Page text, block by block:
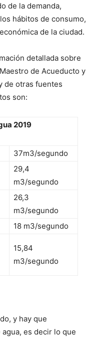
de la demanda,
hábitos de consumo,
de la ciudad.
detallada sobre
de Acueducto y
de otras fuentes
son:
2019
37m3/segundo
29,4
m3/segundo
26,3
m3/segundo
18 m3/segundo
15,84
m3/segundo
y hay que
es decir lo que